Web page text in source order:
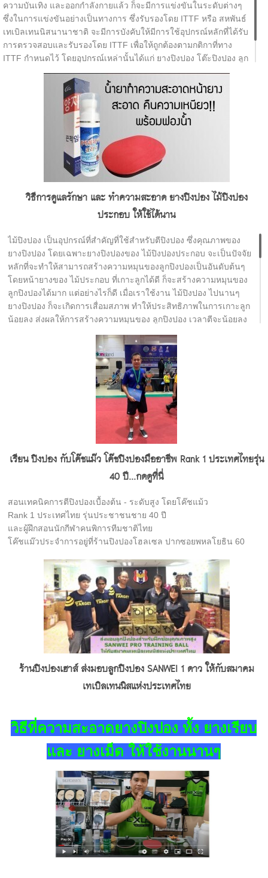
ความบันเทิง และออกกำลังกายแล้ว ก็จะมีการแข่งขันในระดับต่างๆ
ซึ่งในการแข่งขันอย่างเป็นทางการ ซึ่งรับรองโดย ITTF หรือ สหพันธ์
เทเบิลเทนนิสนานาชาติ จะมีการบังคับให้มีการใช้อุปกรณ์หลักที่ได้รับ
การตรวจสอบและรับรองโดย ITTF เพื่อให้ถูกต้องตามกติกาที่ทาง
ITTF กำหนดไว้ โดยอุปกรณ์เหล่านั้นได้แก่ ยางปิงปอง โต๊ะปิงปอง ลูก
ปิงปอง เน็ตปิงปอง และ พื้นสนามปิงปอง ซึ่งส่วนใหญ่จะมีการอัพเดต
ทุก 1 ปี ยกเว้นยางปิงปองจะมีการอัพเดตทุก 6 เดือน
วิธีการดูแลรักษา และ ทำความสะอาด ยางปิงปอง ไม้ปิงปอง
ประกอบ ให้ใช้ได้นาน
ไม้ปิงปอง เป็นอุปกรณ์ที่สำคัญที่ใช้สำหรับตีปิงปอง ซึ่งคุณภาพของ
ยางปิงปอง โดยเฉพาะยางปิงปองของ ไม้ปิงปองประกอบ จะเป็นปัจจัย
หลักที่จะทำให้สามารถสร้างความหมุนของลูกปิงปองเป็นอันดับต้นๆ
โดยหน้ายางของ ไม้ประกอบ ที่เกาะลูกได้ดี ก็จะสร้างความหมุนของ
ลูกปิงปองได้มาก แต่อย่างไรก็ดี เมื่อเราใช้งาน ไม้ปิงปอง ไปนานๆ
ยางปิงปอง ก็จะเกิดการเสื่อมสภาพ ทำให้ประสิทธิภาพในการเกาะลูก
น้อยลง ส่งผลให้การสร้างความหมุนของ ลูกปิงปอง เวลาตีจะน้อยลง
ไปด้วย ดังนั้น วิธีทำความสะอาดไม้ปิงปอง โดยเฉพาะในส่วนของ
ยางปิงปอง ที่ถูกต้องจะช่วยให้ยางปิงปองเสื่อมสภาพช้าลง หน้ายาง
มีอายุการใช้งานที่นานขึ้น ทำให้เราไม่ต้องเปลี่ยนยางบ่อยๆ จึง
ประหยัดค่ายางปิงปอง ค่ากาวปิงปองไปได้มากพอสมควร โดยขั้นตอน
การทำความสะอาดยางปิงปอง ทางร้านปิงปองเฮาส์ของเราขอแนะนำ
1. หลังการเล่นทุกครั้ง ให้ทำความสะอาดโดยใช้ผ้าสะอาด ที่ไม่มีขน
ลูบเบาๆ เพื่อไล่ฝุ่นออก ระวังอย่ากดแรงจะทำให้หน้ายางเป็นรอย
2. หลังจากทำความสะอาดเสร็จ ให้รอจนหน้ายางแห้งสนิท แล้วจึงใช้
ฟิล์มปิดหน้ายาง ปิดลงบนหน้ายางปิงปอง เพื่อป้องกันการเกิดปฎิกิริยา
กับอากาศซึ่งจะทำให้หน้ายางเสื่อมสภาพเร็ว
3. ใน 1 อาทิตย์ , ควรทำความสะอาดด้วยน้ำยาทำความสะอาดยาง
ทำความสะอาดด้วยน้ำสะอาด รอให้แห้ง แล้วเช็ดด้วยน้ำยาคืนสภาพ
ยาง รอจนแห้ง แล้วจึงปิดด้วยฟิล์มรักษาหน้ายาง ก่อนเก็บ
สำหรับผู้ที่สนใจ หรือต้องการสอบถามเพิ่มเติม สามารถสอบถามมา
เรียน ปิงปอง กับโค๊ชแม๊ว โค๊ชปิงปองมืออาชีพ Rank 1 ประเทศไทยรุ่น
40 ปี...กดดูที่นี่
สอนเทคนิคการตีปิงปองเบื้องต้น - ระดับสูง โดยโค๊ชแม้ว
Rank 1 ประเทศไทย รุ่นประชาชนชาย 40 ปี
และผู้ฝึกสอนนักกีฬาคนพิการทีมชาติไทย
โค๊ชแม๊วประจำการอยู่ที่ร้านปิงปองโฮลเซล ปากซอยพหลโยธิน 60
ร้านปิงปองเฮาส์ ส่งมอบลูกปิงปอง SANWEI 1 ดาว ให้กับสมาคม
เทเบิลเทนนิสแห่งประเทศไทย
วิธีที่ความสะอาดยางปิงปอง ทั้ง ยางเรียบ
และ ยางเม็ด ให้ใช้งานนานๆ